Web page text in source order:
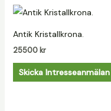
Antik Kristallkrona.
25500 kr
Skicka Intresseanmälan